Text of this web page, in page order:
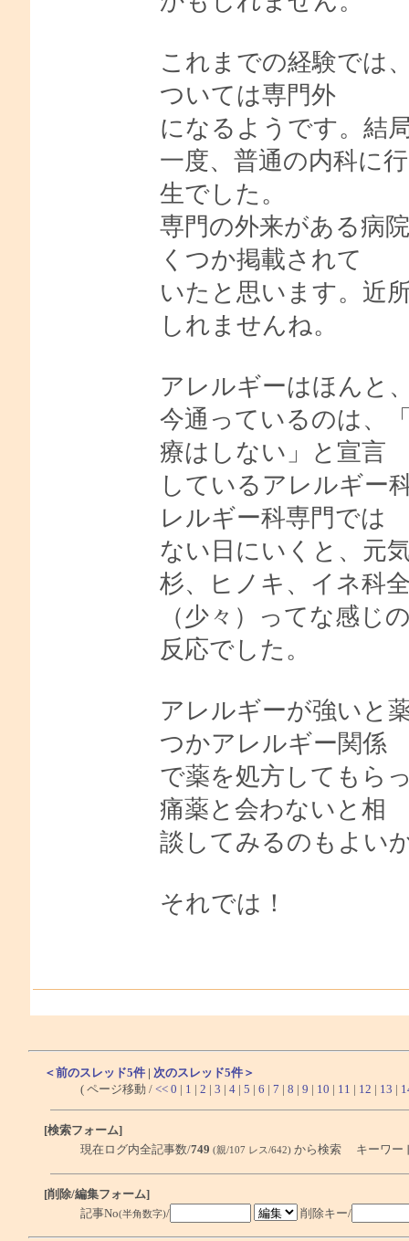
これまでの経験では
ついては専門外
になるようです。結
一度、普通の内科に
生でした。
専門の外来がある病
くつか掲載されて
いたと思います。近
しれませんね。
アレルギーはほんと
今通っているのは、
療はしない」と宣言
しているアレルギー
レルギー科専門では
ない日にいくと、元
杉、ヒノキ、イネ科
（少々）ってな感じ
反応でした。
アレルギーが強いと
つかアレルギー関係
で薬を処方してもら
痛薬と会わないと相
談してみるのもよい
それでは！
＜前のスレッド5件 | 次のスレッド5件＞
( ページ移動 / << 0 | 1 | 2 | 3 | 4 | 5 | 6 | 7 | 8 | 9 | 10 | 11 | 12 | 13 |
[検索フォーム]
現在ログ内全記事数/749 (親/107 レス/642) から検索 キーワー
[削除/編集フォーム]
記事No(半角数字)/ 削除キー/